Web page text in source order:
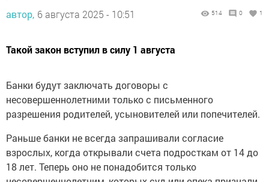
автор, 6 августа 2025 - 10:51 514 0 1
Такой закон вступил в силу 1 августа
Банки будут заключать договоры с
несовершеннолетними только с письменного
разрешения родителей, усыновителей или попечителей.
Раньше банки не всегда запрашивали согласие
взрослых, когда открывали счета подросткам от 14 до
18 лет. Теперь оно не понадобится только